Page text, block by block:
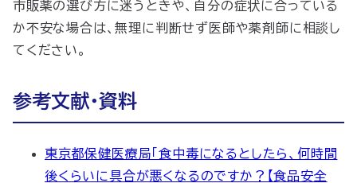
市販薬の選び方に迷うときや、自分の症状に合っている
か不安な場合は、無理に判断せず医師や薬剤師に相談し
てください。
参考文献・資料
東京都保健医療局「食中毒になるとしたら、何時間
後くらいに具合が悪くなるのですか？【食品安全